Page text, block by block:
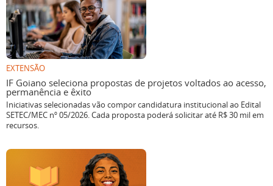
EXTENSÃO
IF Goiano seleciona propostas de projetos voltados ao acesso,
permanência e êxito
Iniciativas selecionadas vão compor candidatura institucional ao Edital
SETEC/MEC nº 05/2026. Cada proposta poderá solicitar até R$ 30 mil em
recursos.